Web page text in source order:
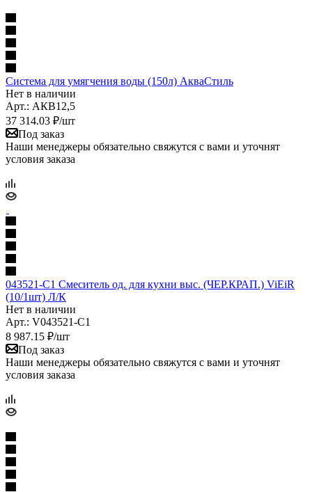
Система для умягчения воды (150л) АкваСтиль
Нет в наличии
Арт.: АКВ12,5
37 314.03 ₽/шт
Под заказ
Наши менеджеры обязательно свяжутся с вами и уточнят
условия заказа
043521-C1 Смеситель од. для кухни выс. (ЧЕР.КРАП.) ViEiR
(10/1шт) Л/К
Нет в наличии
Арт.: V043521-C1
8 987.15 ₽/шт
Под заказ
Наши менеджеры обязательно свяжутся с вами и уточнят
условия заказа